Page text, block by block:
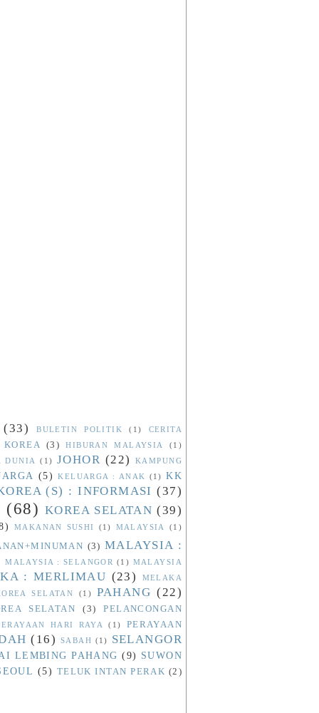
(33) BULETIN POLITIK (1)
CERITA
KOREA (3) HIBURAN MALAYSIA (1)
DUNIA (1) JOHOR (22)
KAMPUNG
(5) KELUARGA : ANAK (1)
KK
(S) : INFORMASI (37)
(68) KOREA SELATAN (39)
MAKANAN SUSHI (1) MALAYSIA (1)
(3) MALAYSIA :
MALAYSIA : SELANGOR (1) MALAYSIA
: MERLIMAU (23)
MELAKA
SELATAN (1) PAHANG (22)
SELATAN (3)
PELANCONGAN
HARI RAYA (1)
PERAYAAN
(16) SABAH (1)
SELANGOR
LEMBING PAHANG (9) SUWON
(5) TELUK INTAN PERAK (2)